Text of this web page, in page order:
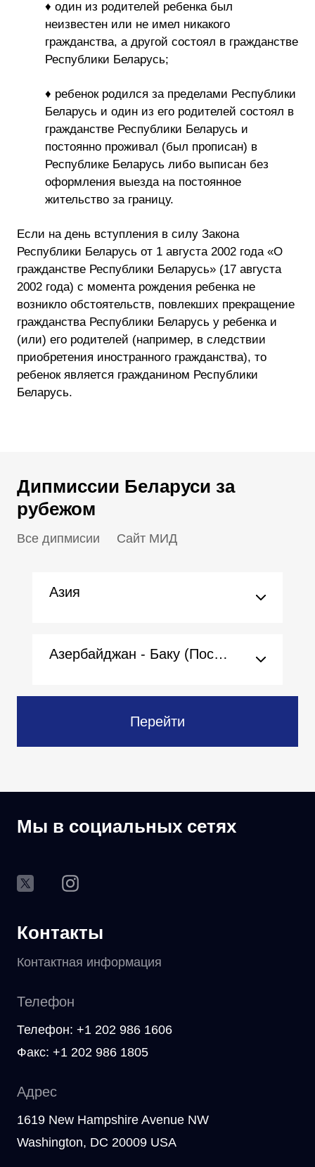
♦ один из родителей ребенка был
неизвестен или не имел никакого
гражданства, а другой состоял в гражданстве
Республики Беларусь;
♦ ребенок родился за пределами Республики
Беларусь и один из его родителей состоял в
гражданстве Республики Беларусь и
постоянно проживал (был прописан) в
Республике Беларусь либо выписан без
оформления выезда на постоянное
жительство за границу.
Если на день вступления в силу Закона
Республики Беларусь от 1 августа 2002 года «О
гражданстве Республики Беларусь» (17 августа
2002 года) с момента рождения ребенка не
возникло обстоятельств, повлекших прекращение
гражданства Республики Беларусь у ребенка и
(или) его родителей (например, в следствии
приобретения иностранного гражданства), то
ребенок является гражданином Республики
Беларусь.
Дипмиссии Беларуси за
рубежом
Все дипмисии Сайт МИД
Азия
Азербайджан - Баку (Посольство)
Перейти
Мы в социальных сетях
Контакты
Контактная информация
Телефон
Телефон: +1 202 986 1606
Факс: +1 202 986 1805
Адрес
1619 New Hampshire Avenue NW
Washington, DC 20009 USA